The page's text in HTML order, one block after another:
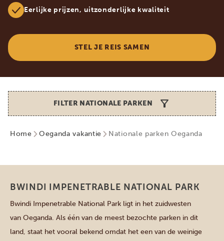
Eerlijke prijzen, uitzonderlijke kwaliteit
STEL JE REIS SAMEN
FILTER NATIONALE PARKEN
Home Oeganda vakantie Nationale parken Oeganda
Zuidelijke parken
BWINDI IMPENETRABLE NATIONAL PARK
Bwindi Impenetrable National Park ligt in het zuidwesten
van Oeganda. Als één van de meest bezochte parken in dit
land, staat het vooral bekend omdat het een van de weinige